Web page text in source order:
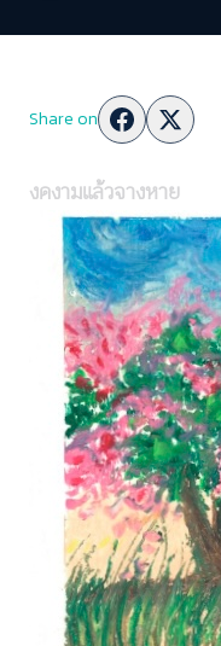
Share on
งดงามแล้วจางหาย